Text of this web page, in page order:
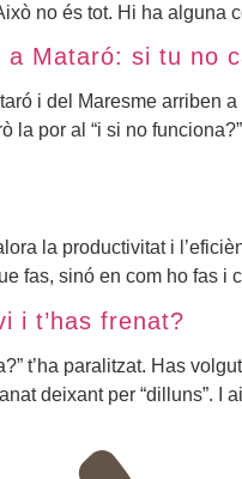
no és tot. Hi ha alguna
Mataró: si tu no
i del Maresme
por al “i si no
la productivitat i
fas, sinó en com ho fas
i t’has frenat?
t’ha paralitzat. Has
deixant per “dilluns”.